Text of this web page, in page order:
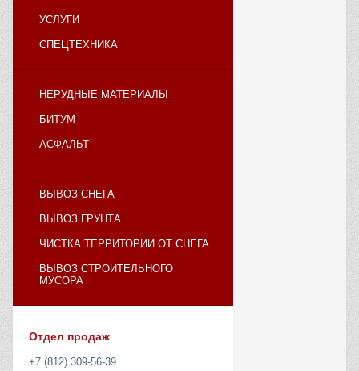
УСЛУГИ
СПЕЦТЕХНИКА
НЕРУДНЫЕ МАТЕРИАЛЫ
БИТУМ
АСФАЛЬТ
ВЫВОЗ СНЕГА
ВЫВОЗ ГРУНТА
ЧИСТКА ТЕРРИТОРИИ ОТ СНЕГА
ВЫВОЗ СТРОИТЕЛЬНОГО
МУСОРА
Отдел продаж
+7 (812) 309-56-39